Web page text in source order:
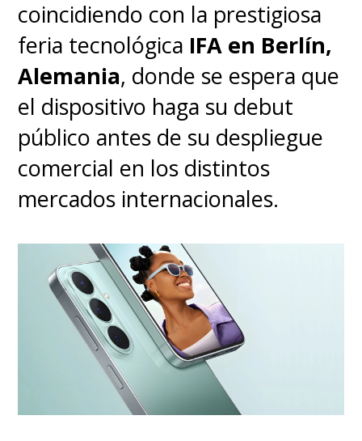
coincidiendo con la prestigiosa
feria tecnológica IFA en Berlín,
Alemania, donde se espera que
el dispositivo haga su debut
público antes de su despliegue
comercial en los distintos
mercados internacionales.